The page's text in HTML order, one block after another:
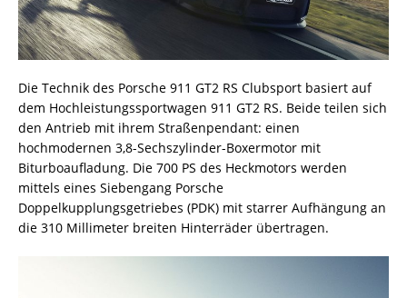
Die Technik des Porsche 911 GT2 RS Clubsport basiert auf
dem Hochleistungssportwagen 911 GT2 RS. Beide teilen sich
den Antrieb mit ihrem Straßenpendant: einen
hochmodernen 3,8-Sechszylinder-Boxermotor mit
Biturboaufladung. Die 700 PS des Heckmotors werden
mittels eines Siebengang Porsche
Doppelkupplungsgetriebes (PDK) mit starrer Aufhängung an
die 310 Millimeter breiten Hinterräder übertragen.